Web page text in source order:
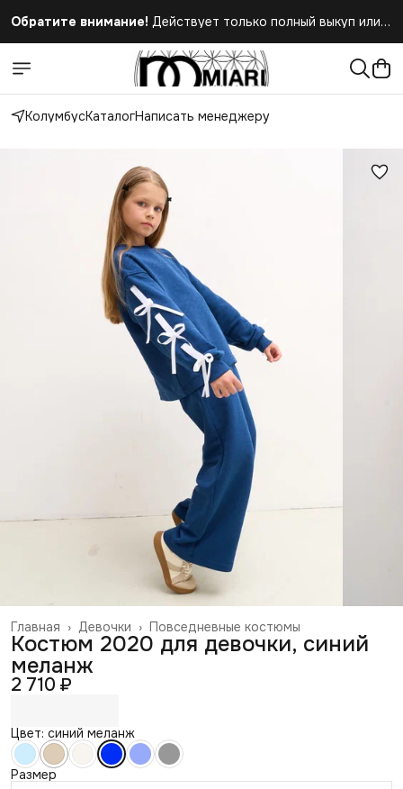
Обратите внимание! Действует только полный выкуп или
КолумбусКаталогНаписать менеджеру
Повседневные костюмы
Девочки ›
Главная ›
Костюм 2020 для девочки, синий
меланж
2 710 ₽
Цвет: синий меланж
Размер